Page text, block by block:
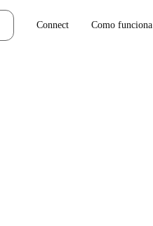
Connect Como funciona